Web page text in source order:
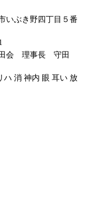
いぶき野四丁目５番
田会 理事長 守田
ハ 消 神内 眼 耳い 放